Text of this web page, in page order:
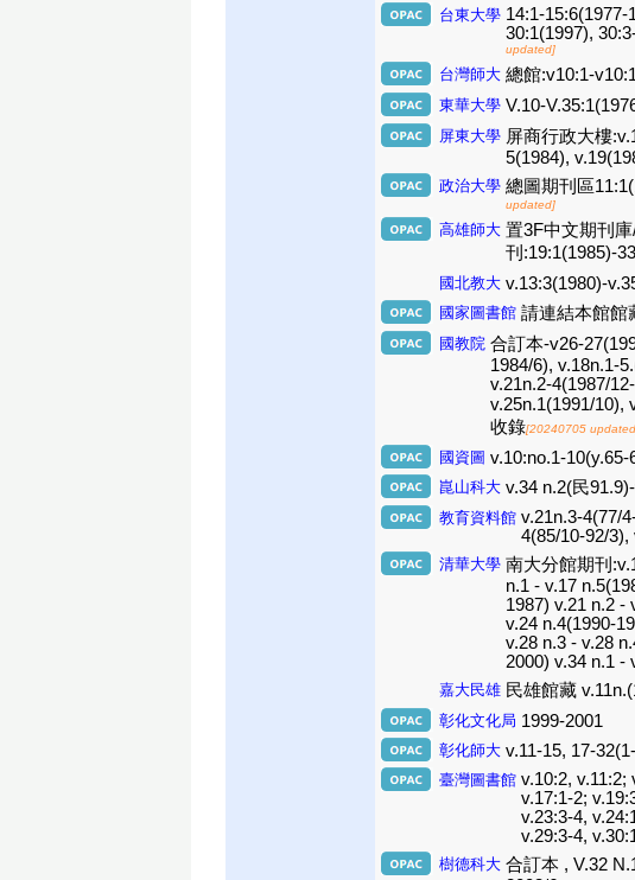
台東大學 14:1-15:6(1977-
30:1(1997),
updated]
台灣師大 總館:v10:1-
東華大學 V.10-
屏東大學 屏商行政大樓
5(1984),
政治大學 總圖期刊區
updated]
高雄師大 置3F中文期刊
刊:19:1(1985)-
國北教大 v.13:3(1980)-
國家圖書館 請連結本館館
國教院 合訂本-v26-
1984/6), v.18n.1-
v.21n.2-4(1987/
v.25n.1(1991/10),
收錄[20240705
國資圖 v.10:no.1-10(y.65-
崑山科大 v.34 n.2(民
教育資料館 v.21n.3-4(77/
4(85/10-92/3),
清華大學 南大分館期刊
n.1 - v.17
1987) v.21 n.2 -
v.24 n.4(1990-
v.28 n.3 - v.28
2000) v.34 n.1 -
嘉大民雄 民雄館藏
彰化文化局 1999-2001
彰化師大 v.11-15, 17-
臺灣圖書館 v.10:2, v.11:2;
v.17:1-2;
v.23:3-4,
v.29:3-4,
樹德科大 合訂本 , V.32